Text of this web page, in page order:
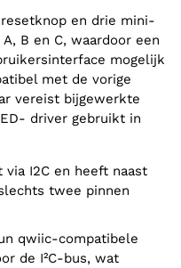
en drie mini-
B en C, waardoor een
mogelijk
met de vorige
vereist bijgewerkte
driver gebruikt in
twee pinnen
de I²C-bus, wat